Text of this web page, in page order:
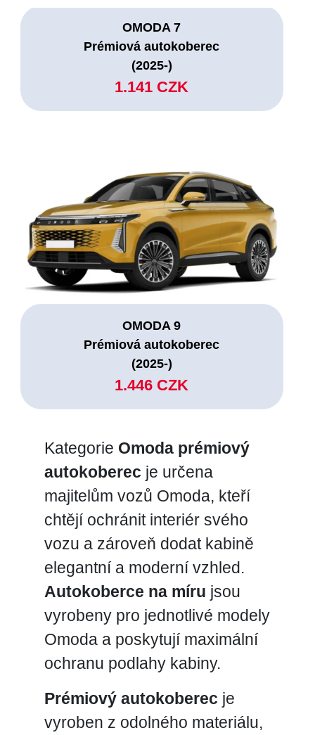
OMODA 7
Prémiová autokoberec
(2025-)
1.141 CZK
OMODA 9
Prémiová autokoberec
(2025-)
1.446 CZK
Kategorie Omoda prémiový
autokoberec je určena
majitelům vozů Omoda, kteří
chtějí ochránit interiér svého
vozu a zároveň dodat kabině
elegantní a moderní vzhled.
Autokoberce na míru jsou
vyrobeny pro jednotlivé modely
Omoda a poskytují maximální
ochranu podlahy kabiny.
Prémiový autokoberec je
vyroben z odolného materiálu,